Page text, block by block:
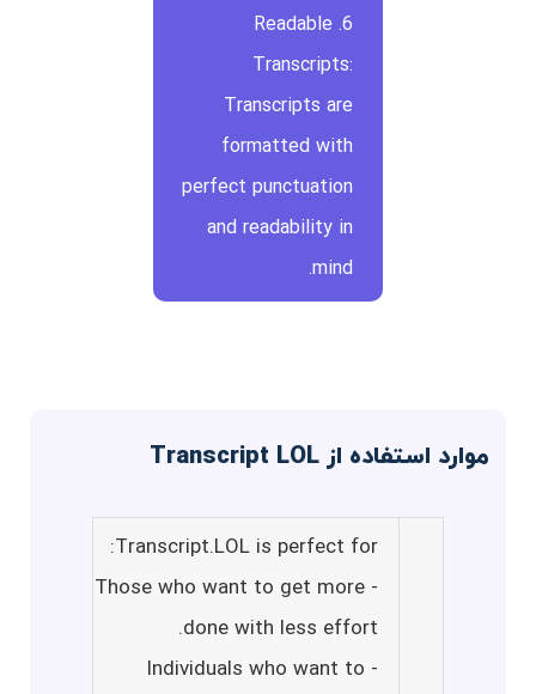
6. Readable
Transcripts:
Transcripts are
formatted with
perfect punctuation
and readability in
mind.
موارد استفاده از Transcript LOL
Transcript.LOL is perfect for:
- Those who want to get more
done with less effort.
- Individuals who want to